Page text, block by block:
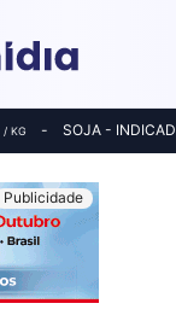
/ KG SOJA -